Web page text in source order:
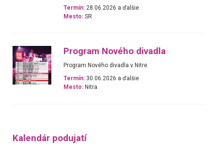
Termín: 28.06.2026 a ďalšie
Mesto: SR
Program Nového divadla
Program Nového divadla v Nitre.
Termín: 30.06.2026 a ďalšie
Mesto: Nitra
Kalendár podujatí